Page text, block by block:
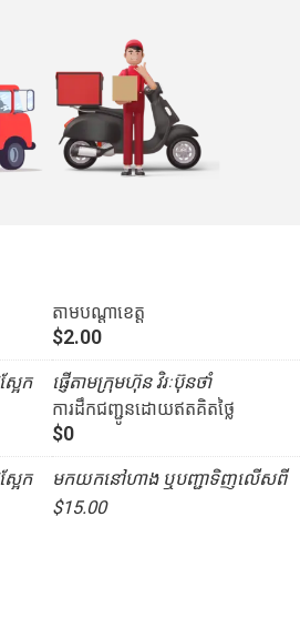
អែក
អែក
តាមបណ្ដាខេត្ត
$2.00
ផ្ញើតាមក្រុមហ៊ុន វិរៈប៊ុនថាំ
ការដឹកជញ្ជូនដោយឥតគិតថ្លៃ
$0
មកយកនៅហាង ឬបញ្ជាទិញលើសពី
$15.00